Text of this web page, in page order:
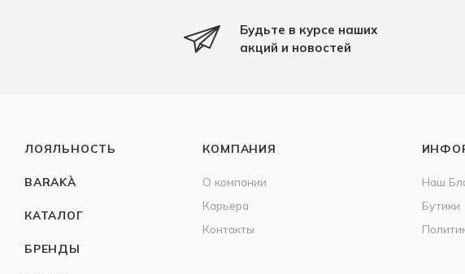
Будьте в курсе наших
акций и новостей
ЛОЯЛЬНОСТЬ
BARAKÀ
КАТАЛОГ
БРЕНДЫ
КОМПАНИЯ
О компании
Карьера
Контакты
Наш
Бутики